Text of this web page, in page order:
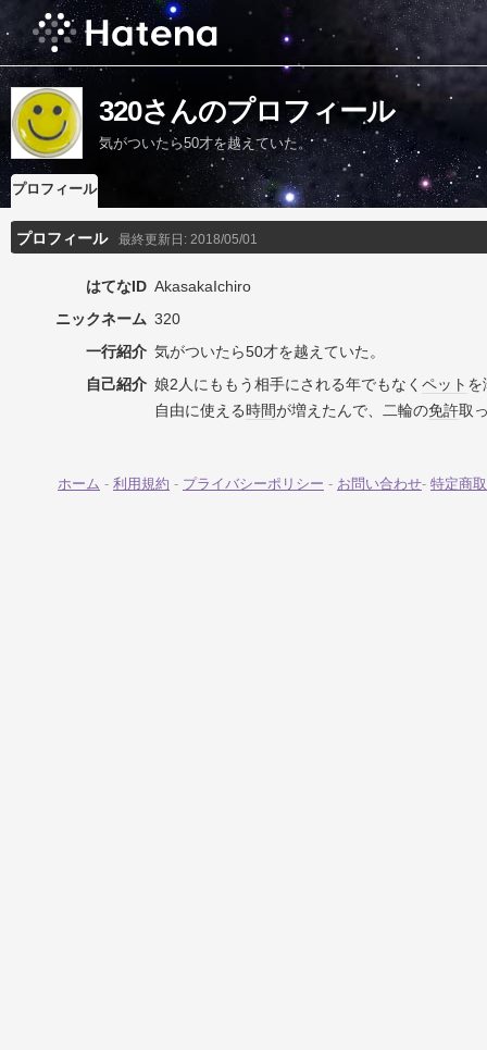
320さんのプロフィール
気がついたら50才を越えていた。
プロフィール
プロフィール 最終更新日: 2018/05/01
はてなID AkasakaIchiro
ニックネーム 320
一行紹介 気がついたら50才を越えていた。
自己紹介 娘2人にももう相手にされる年でもなく ペット を
自由に使える時間が増えたんで、二輪の免許取
ホーム - 利用規約 - プライバシーポリシー - お問い合わせ- 特定商